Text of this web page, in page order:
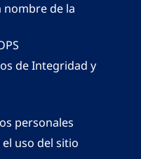
nombre de la
de Integridad y
personales
uso del sitio